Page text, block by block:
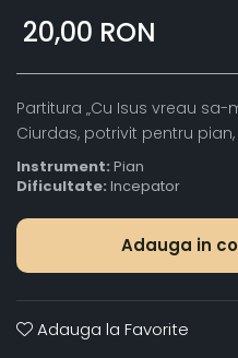
20,00 RON
Partitura „Cu Isus vreau
Ciurdas, potrivit pentru
Instrument: Pian
Dificultate: Incepator
Adauga in
Adauga la Favorite